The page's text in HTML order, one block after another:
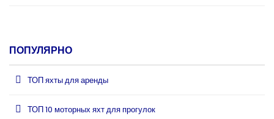
ПОПУЛЯРНО
ТОП яхты для аренды
ТОП 10 моторных яхт для прогулок